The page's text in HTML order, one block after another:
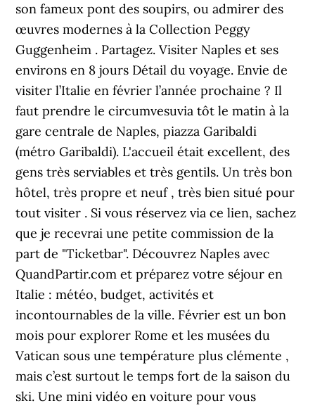
son fameux pont des soupirs, ou admirer des
œuvres modernes à la Collection Peggy
Guggenheim . Partagez. Visiter Naples et ses
environs en 8 jours Détail du voyage. Envie de
visiter l’Italie en février l’année prochaine ? Il
faut prendre le circumvesuvia tôt le matin à la
gare centrale de Naples, piazza Garibaldi
(métro Garibaldi). L'accueil était excellent, des
gens très serviables et très gentils. Un très bon
hôtel, très propre et neuf , très bien situé pour
tout visiter . Si vous réservez via ce lien, sachez
que je recevrai une petite commission de la
part de "Ticketbar". Découvrez Naples avec
QuandPartir.com et préparez votre séjour en
Italie : météo, budget, activités et
incontournables de la ville. Février est un bon
mois pour explorer Rome et les musées du
Vatican sous une température plus clémente ,
mais c’est surtout le temps fort de la saison du
ski. Une mini vidéo en voiture pour vous